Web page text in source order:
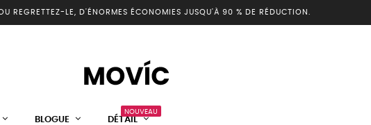
REGRETTEZ-LE, D'ÉNORMES ÉCONOMIES JUSQU'À 90 % DE RÉDUCTION.
BLOGUE DÉTAIL
NOUVEAU